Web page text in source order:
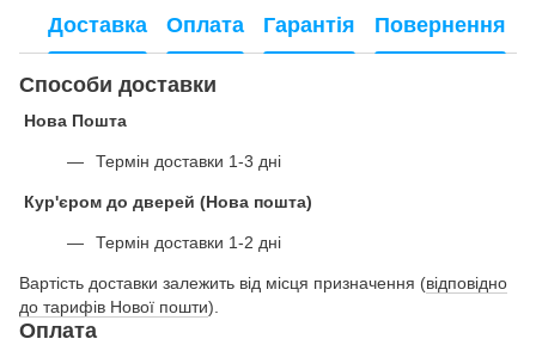
Доставка Оплата Гарантія Повернення
Способи доставки
Нова Пошта
Термін доставки 1-3 дні
Кур'єром до дверей (Нова пошта)
Термін доставки 1-2 дні
Вартість доставки залежить від місця призначення (відповідно
до тарифів Нової пошти).
Оплата